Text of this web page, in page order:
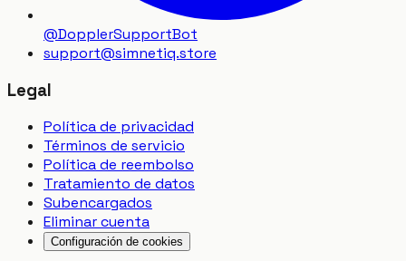
@DopplerSupportBot
support@simnetiq.store
Legal
Política de privacidad
Términos de servicio
Política de reembolso
Tratamiento de datos
Subencargados
Eliminar cuenta
Configuración de cookies